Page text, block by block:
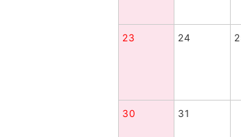
23 24
30 31